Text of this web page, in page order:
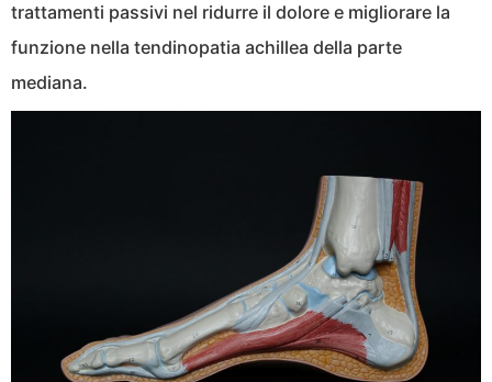
trattamenti passivi nel ridurre il dolore e migliorare la
funzione nella tendinopatia achillea della parte
mediana.